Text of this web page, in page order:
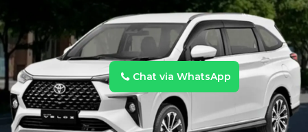
Chat via WhatsApp